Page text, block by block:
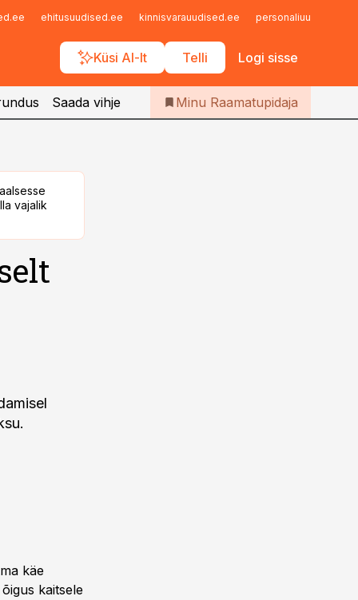
ehitusuudised.ee kinnisvarauudised.ee personaliuudised.ee
Küsi AI-lt Telli Logi sisse
Iseteenindus
Telli Raamatupidaja
Saada vihje Minu Raamatupidaja
vajalik
käe
kaitsele